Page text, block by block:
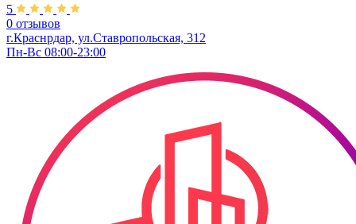
5
0 отзывов
г.Краснрдар, ул.​Ставропольская, 312
Пн-Вс 08:00-23:00